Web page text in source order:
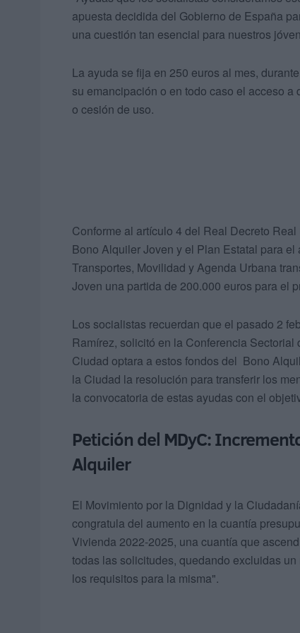
apuesta decidida del Gobierno de España
una cuestión tan esencial para nuestros
La ayuda se fija en 250 euros al mes,
su emancipación o en todo caso el acceso
o cesión de uso.
Conforme al artículo 4 del Real Decreto
Bono Alquiler Joven y el Plan Estatal para
Transportes, Movilidad y Agenda Urbana
Joven una partida de 200.000 euros para el
Los socialistas recuerdan que el pasado 2
Ramírez, solicitó en la Conferencia
Ciudad optara a estos fondos del Bono
la Ciudad la resolución para transferir los
la convocatoria de estas ayudas con el
Petición del MDyC:
Alquiler
El Movimiento por la Dignidad y la
congratula del aumento en la cuantía
Vivienda 2022-2025, una cuantía que
todas las solicitudes, quedando excluidas
los requisitos para la misma".